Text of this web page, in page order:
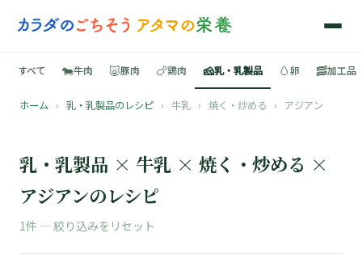
📚
すべて 🐄牛肉 🐷豚肉 🍗鶏肉 🧀乳・乳製品 🥚卵 🥓加工品
ホーム › 乳・乳製品のレシピ › 牛乳 › 焼く・炒める › アジアン
乳・乳製品 × 牛乳 × 焼く・炒める ×
アジアンのレシピ
1件 — 絞り込みをリセット